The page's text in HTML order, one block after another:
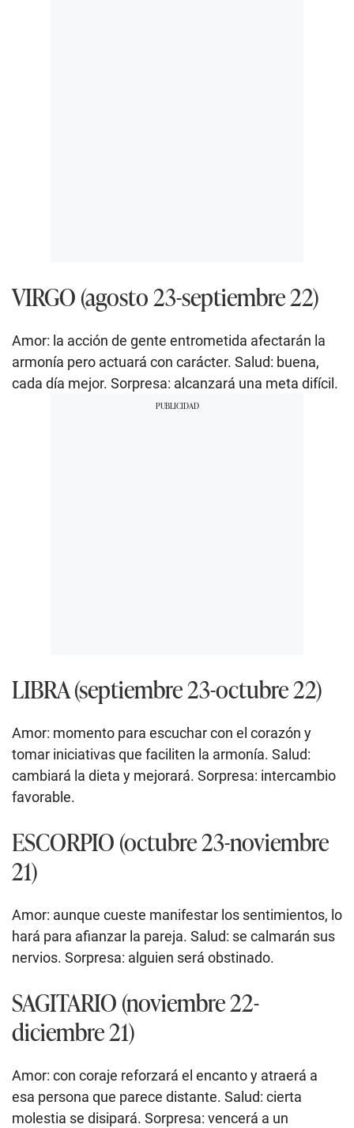
VIRGO (agosto 23-septiembre 22)
Amor: la acción de gente entrometida afectarán la
armonía pero actuará con carácter. Salud: buena,
cada día mejor. Sorpresa: alcanzará una meta difícil.
LIBRA (septiembre 23-octubre 22)
Amor: momento para escuchar con el corazón y
tomar iniciativas que faciliten la armonía. Salud:
cambiará la dieta y mejorará. Sorpresa: intercambio
favorable.
ESCORPIO (octubre 23-noviembre
21)
Amor: aunque cueste manifestar los sentimientos, lo
hará para afianzar la pareja. Salud: se calmarán sus
nervios. Sorpresa: alguien será obstinado.
SAGITARIO (noviembre 22-
diciembre 21)
Amor: con coraje reforzará el encanto y atraerá a
esa persona que parece distante. Salud: cierta
molestia se disipará. Sorpresa: vencerá a un